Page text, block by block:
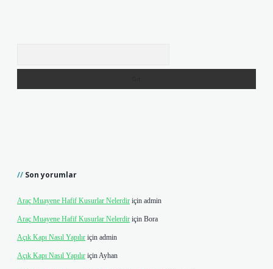
Son yorumlar
Araç Muayene Hafif Kusurlar Nelerdir için admin
Araç Muayene Hafif Kusurlar Nelerdir için Bora
Açık Kapı Nasıl Yapılır için admin
Açık Kapı Nasıl Yapılır içinAyhan